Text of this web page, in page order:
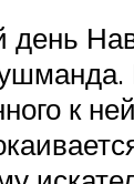
день
к